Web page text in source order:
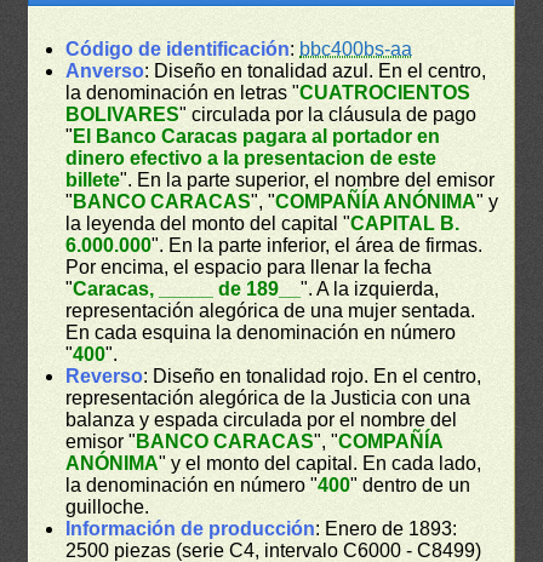
Código de identificación: bbc400bs-aa
Anverso: Diseño en tonalidad azul. En el centro,
la denominación en letras "CUATROCIENTOS
BOLIVARES" circulada por la cláusula de pago
" El Banco Caracas pagara al portador en
dinero efectivo a la presentacion de este
billete". En la parte superior, el nombre del emisor
" BANCO CARACAS", "COMPAÑÍA ANÓNIMA" y
la leyenda del monto del capital "CAPITAL B.
6.000.000". En la parte inferior, el área de firmas.
Por encima, el espacio para llenar la fecha
"Caracas, _____ de 189__". A la izquierda,
representación alegórica de una mujer sentada.
En cada esquina la denominación en número
"400".
Reverso: Diseño en tonalidad rojo. En el centro,
representación alegórica de la Justicia con una
balanza y espada circulada por el nombre del
emisor " BANCO CARACAS", "COMPAÑÍA
ANÓNIMA" y el monto del capital. En cada lado,
la denominación en número "400" dentro de un
guilloche.
Información de producción: Enero de 1893:
2500 piezas (serie C4, intervalo C6000 - C8499)